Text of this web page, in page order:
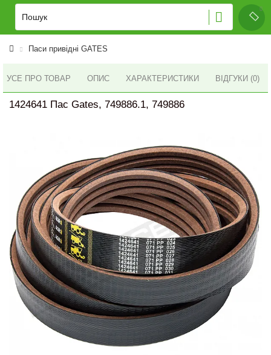
Паси привідні GATES
УСЕ ПРО ТОВАР ОПИС ХАРАКТЕРИСТИКИ ВІДГУКИ (0)
1424641 Пас Gates, 749886.1, 749886